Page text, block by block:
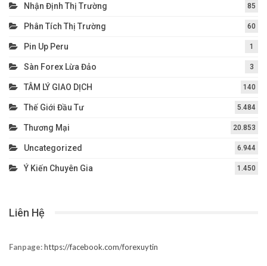
Nhận Định Thị Trường 85
Phân Tích Thị Trường 60
Pin Up Peru 1
Sàn Forex Lừa Đảo 3
TÂM LÝ GIAO DỊCH 140
Thế Giới Đầu Tư 5.484
Thương Mại 20.853
Uncategorized 6.944
Ý Kiến Chuyên Gia 1.450
Liên Hệ
Fanpage:https://facebook.com/forexuytin